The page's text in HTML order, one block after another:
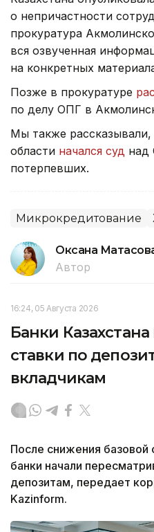
о непричастности
прокуратура
вся озвученная
на конкретных
Позже в прокуратуре
по делу ОПГ в
Мы также
области начался суд над
потерпевших.
Микрокредитование
Оксана
Автор
16:24, 05 Августа 2026
Банки
ставки по
вкладчикам
После снижения базовой
банки начали
депозитам, передает
Kazinform.